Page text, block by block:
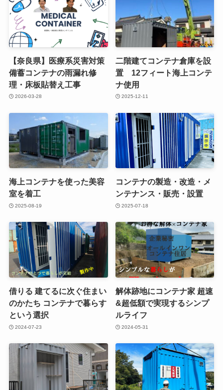
【奈良県】医療系災害対策
備蓄コンテナの雨漏れ修
理・床板貼替え工事
2026-03-28
二階建てコンテナ倉庫を設
置 12フィート海上コンテ
ナ使用
2025-12-11
海上コンテナを使った美容
室を着工
2025-08-19
コンテナの製造・改造・メ
ンテナンス・販売・設置
2025-07-18
借りる 建てるに次ぐ住まい
のかたち コンテナで暮らす
という選択
2024-07-23
解体跡地にコンテナ家 超速
&超低額で実現するシンプ
ルライフ
2024-05-31